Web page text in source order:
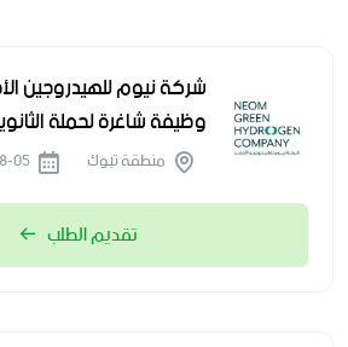
وظيفة شاغرة لحملة
منطقة تبوك
تقديم الطلب